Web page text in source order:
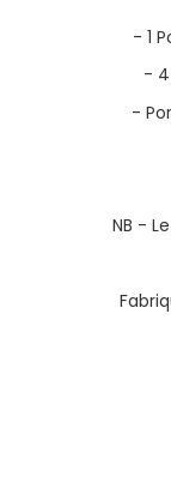
- 1
- 4
-
NB -